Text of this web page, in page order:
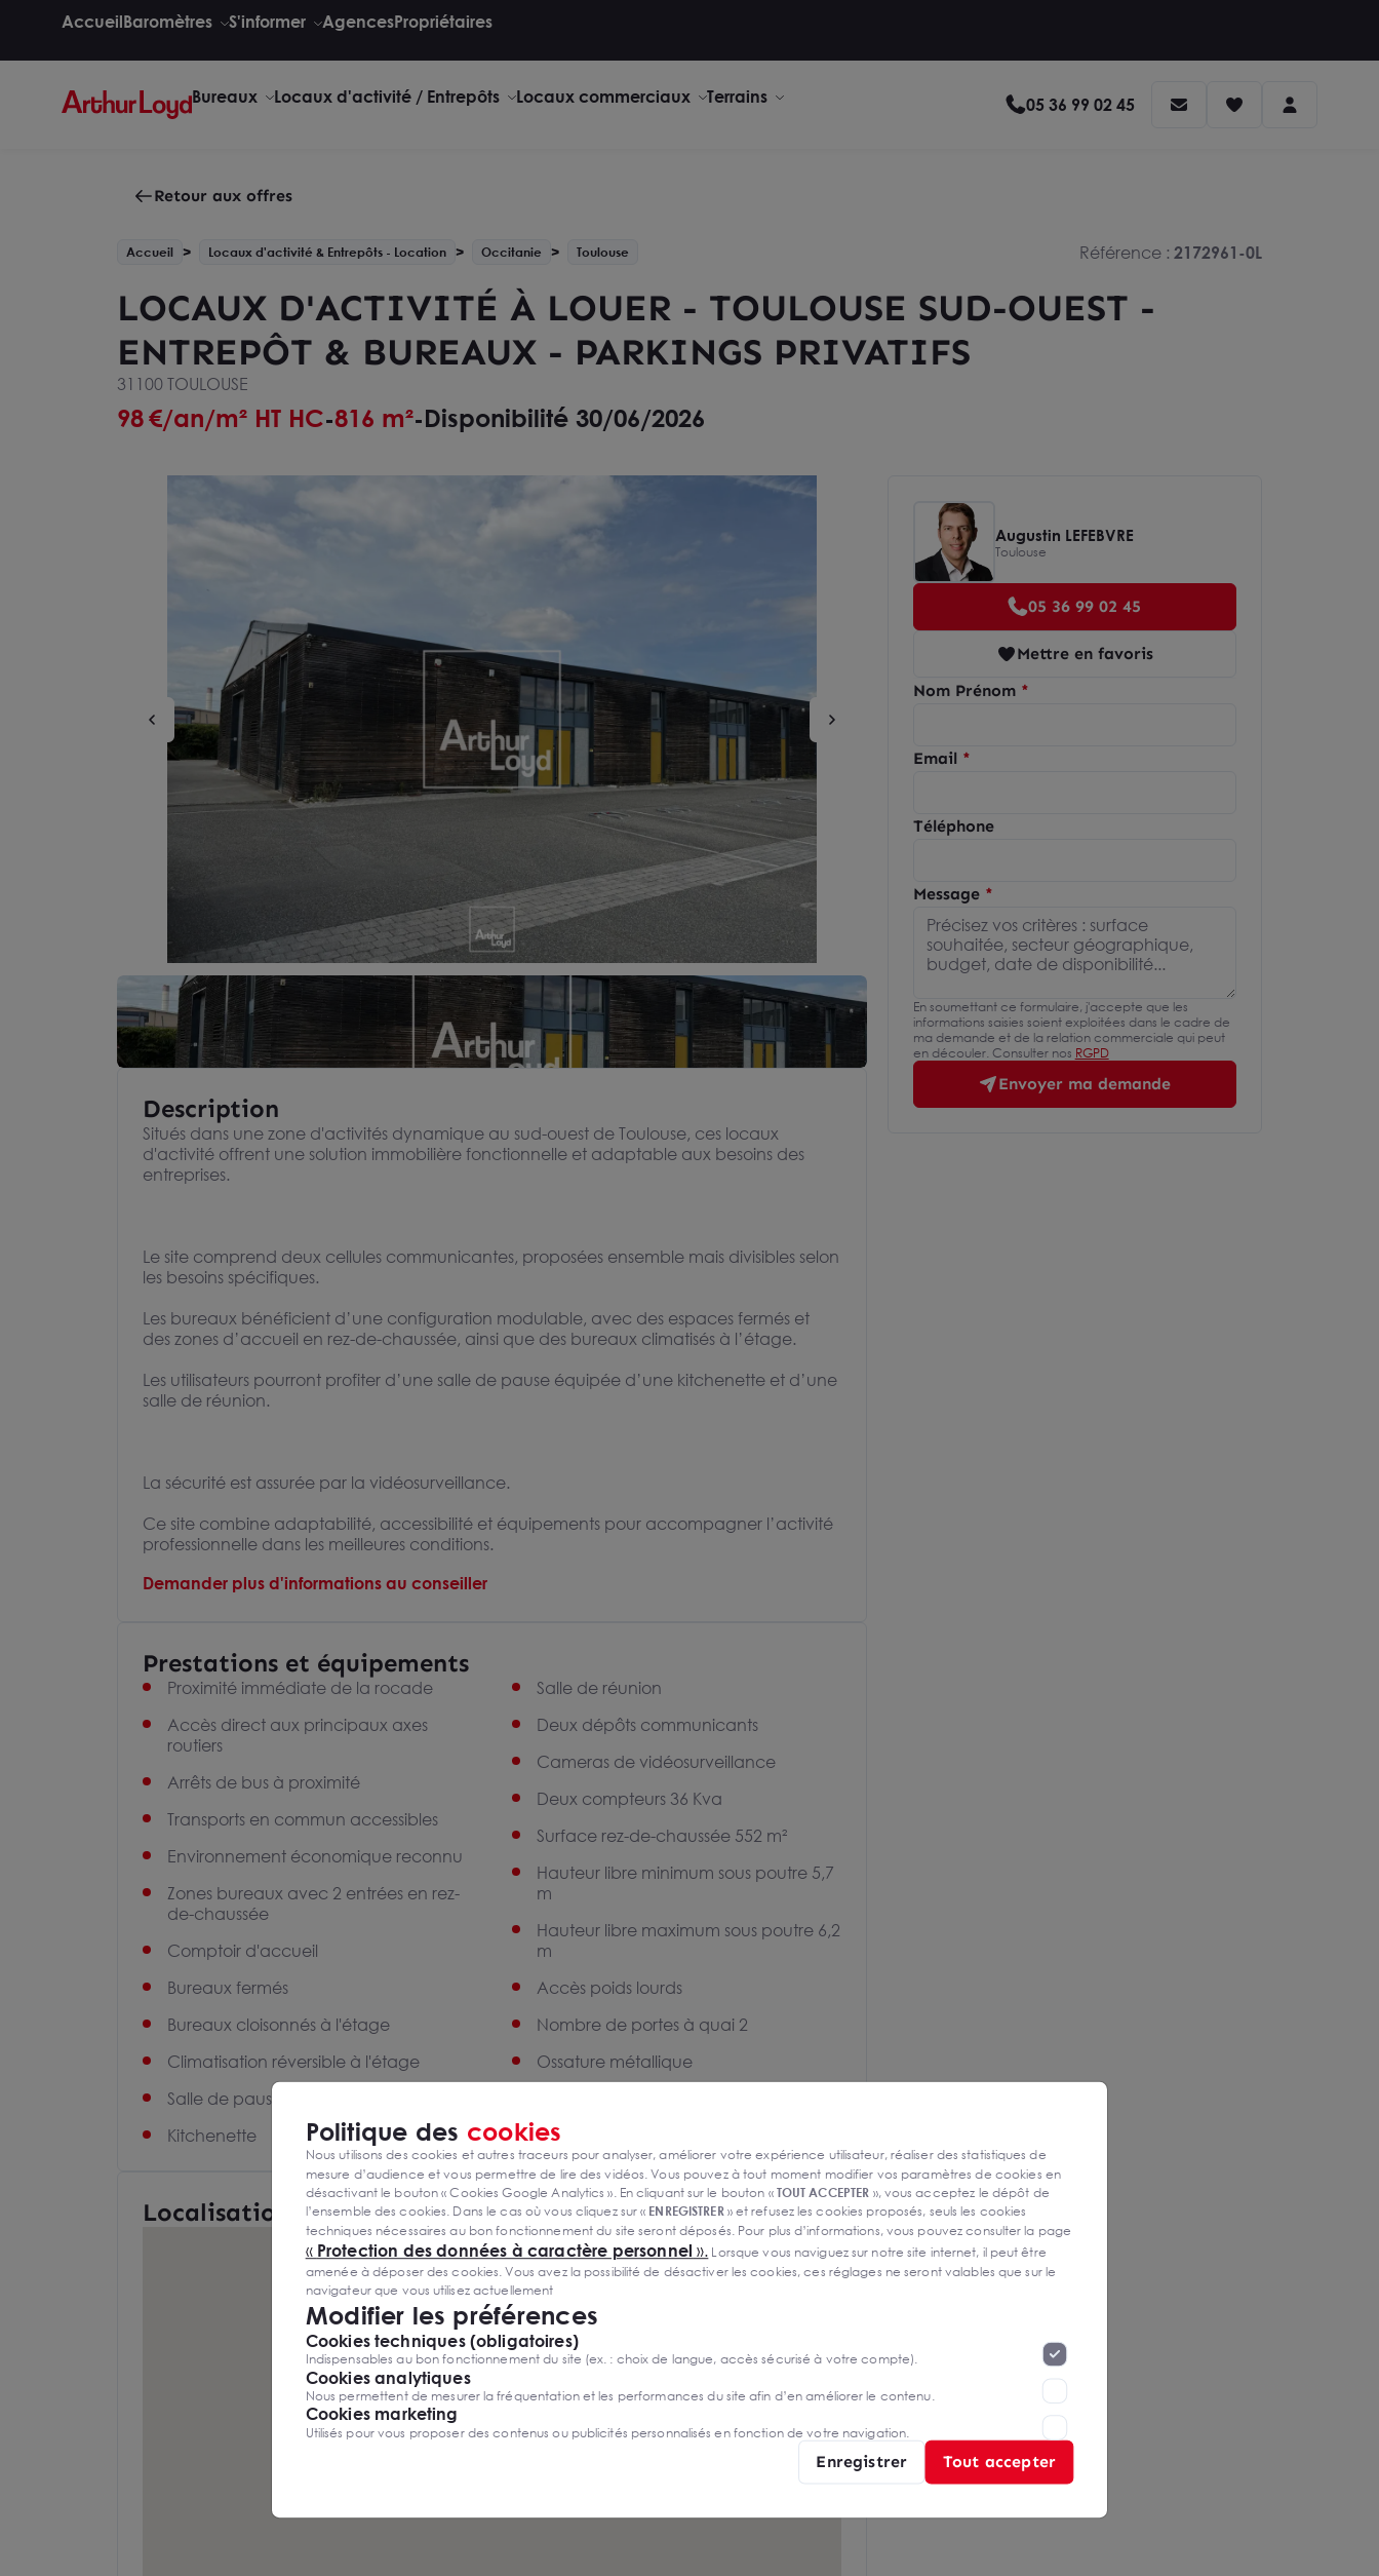
AccueilBaromètres S'informer AgencesPropriétaires
Bureaux Locaux d'activité / Entrepôts Locaux commerciaux Terrains 05 36 99 02 45
Retour aux offres
Accueil Locaux d'activité & Entrepôts - Location Occitanie Toulouse Référence : 2172961-0L
LOCAUX D'ACTIVITÉ À LOUER - TOULOUSE SUD-OUEST -
ENTREPÔT & BUREAUX - PARKINGS PRIVATIFS
31100 TOULOUSE
98€/an/m² HT HC-816 m²-Disponibilité 30/06/2026
Description
Situés dans une zone d'activités dynamique au sud-ouest de Toulouse, ces locaux
d'activité offrent une solution immobilière fonctionnelle et adaptable aux besoins des
entreprises.
Le site comprend deux cellules communicantes, proposées ensemble mais divisibles selon
les besoins spécifiques.
Les bureaux bénéficient d’une configuration modulable, avec des espaces fermés et
des zones d’accueil en rez-de-chaussée, ainsi que des bureaux climatisés à l’étage.
Les utilisateurs pourront profiter d’une salle de pause équipée d’une kitchenette et d’une
salle de réunion.
La sécurité est assurée par la vidéosurveillance.
Ce site combine adaptabilité, accessibilité et équipements pour accompagner l’activité
professionnelle dans les meilleures conditions.
Demander plus d'informations au conseiller
Prestations et équipements
Proximité immédiate de la rocade
Accès direct aux principaux axes
routiers
Arrêts de bus à proximité
Transports en commun accessibles
Environnement économique reconnu
Zones bureaux avec 2 entrées en rez-
de-chaussée
Comptoir d'accueil
Bureaux fermés
Bureaux cloisonnés à l'étage
Climatisation réversible à l'étage
Salle de pause
Kitchenette
Salle de réunion
Deux dépôts communicants
Cameras de vidéosurveillance
Deux compteurs 36 Kva
Surface rez-de-chaussée 552 m²
Hauteur libre minimum sous poutre 5,7
m
Hauteur libre maximum sous poutre 6,2
m
Accès poids lourds
Nombre de portes à quai 2
Ossature métallique
Localisation et Transports
Augustin LEFEBVRE
Toulouse
05 36 99 02 45
Mettre en favoris
Nom Prénom
Email
Téléphone
Message
En soumettant ce formulaire, j'accepte que les
informations saisies soient exploitées dans le cadre de
ma demande et de la relation commerciale qui peut
en découler. Consulter nos RGPD
Envoyer ma demande
Politique des cookies
Nous utilisons des cookies et autres traceurs pour analyser, améliorer votre expérience utilisateur, réaliser des statistiques de
mesure d’audience et vous permettre de lire des vidéos. Vous pouvez à tout moment modifier vos paramètres de cookies en
désactivant le bouton « Cookies Google Analytics ». En cliquant sur le bouton «TOUT ACCEPTER », vous acceptez le dépôt de
l’ensemble des cookies. Dans le cas où vous cliquez sur « ENREGISTRER» et refusez les cookies proposés, seuls les cookies
techniques nécessaires au bon fonctionnement du site seront déposés. Pour plus d’informations, vous pouvez consulter la page
« Protection des données à caractère personnel ». Lorsque vous naviguez sur notre site internet, il peut être
amenée à déposer des cookies. Vous avez la possibilité de désactiver les cookies, ces réglages ne seront valables que sur le
navigateur que vous utilisez actuellement
Modifier les préférences
Cookies techniques (obligatoires)
Indispensables au bon fonctionnement du site (ex. : choix de langue, accès sécurisé à votre compte).
Cookies analytiques
Nous permettent de mesurer la fréquentation et les performances du site afin d’en améliorer le contenu.
Cookies marketing
Utilisés pour vous proposer des contenus ou publicités personnalisés en fonction de votre navigation.
Enregistrer Tout accepter